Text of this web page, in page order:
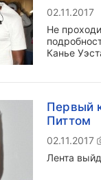
02.11.2017
Не
Канье
Первый
Питтом
02.11.2017
Лента